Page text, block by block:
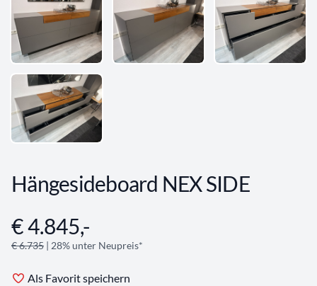
Hängesideboard NEX SIDE
Angebotsinformationen
€ 4.845,-
€ 6.735 | 28% unter Neupreis*
Als Favorit speichern